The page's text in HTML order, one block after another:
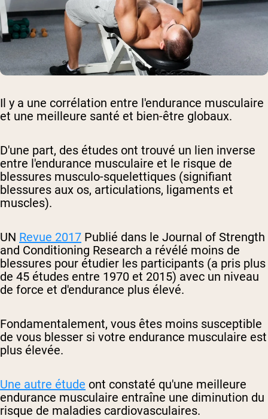
Il y a une corrélation entre l'endurance musculaire
et une meilleure santé et bien-être globaux.
D'une part, des études ont trouvé un lien inverse
entre l'endurance musculaire et le risque de
blessures musculo-squelettiques (signifiant
blessures aux os, articulations, ligaments et
muscles).
UN Revue 2017 Publié dans le Journal of Strength
and Conditioning Research a révélé moins de
blessures pour étudier les participants (a pris plus
de 45 études entre 1970 et 2015) avec un niveau
de force et d'endurance plus élevé.
Fondamentalement, vous êtes moins susceptible
de vous blesser si votre endurance musculaire est
plus élevée.
Une autre étude ont constaté qu'une meilleure
endurance musculaire entraîne une diminution du
risque de maladies cardiovasculaires.